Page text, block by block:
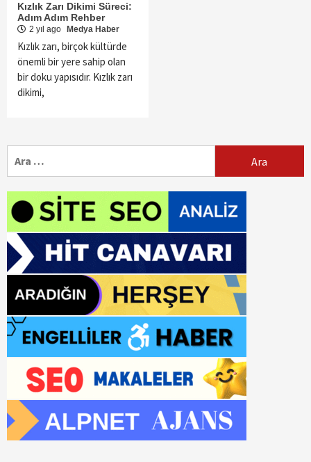
Kızlık Zarı Dikimi Süreci:
Adım Adım Rehber
2 yıl ago Medya Haber
Kızlık zarı, birçok kültürde
önemli bir yere sahip olan
bir doku yapısıdır. Kızlık zarı
dikimi,